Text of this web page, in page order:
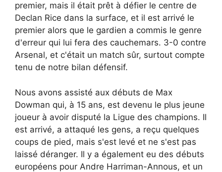
premier, mais il était prêt à défier le centre de
Declan Rice dans la surface, et il est arrivé le
premier alors que le gardien a commis le genre
d'erreur qui lui fera des cauchemars. 3-0 contre
Arsenal, et c'était un match sûr, surtout compte
tenu de notre bilan défensif.
Nous avons assisté aux débuts de Max
Dowman qui, à 15 ans, est devenu le plus jeune
joueur à avoir disputé la Ligue des champions. Il
est arrivé, a attaqué les gens, a reçu quelques
coups de pied, mais s'est levé et ne s'est pas
laissé déranger. Il y a également eu des débuts
européens pour Andre Harriman-Annous, et un